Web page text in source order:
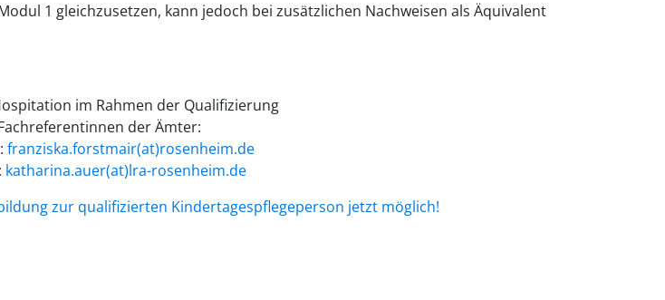
1 gleichzusetzen, kann jedoch bei zusätzlichen Nachweisen als Äquivalent
im Rahmen der Qualifizierung
der Ämter:
franziska.forstmair(at)rosenheim.de
katharina.auer(at)lra-rosenheim.de
zur qualifizierten Kindertagespflegeperson jetzt möglich!